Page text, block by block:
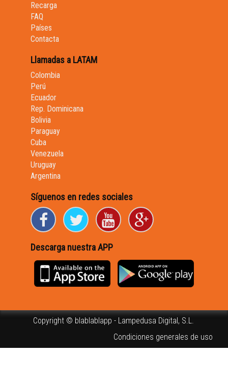
Recarga
FAQ
Países
Contacta
Llamadas a LATAM
Colombia
Perú
Ecuador
Rep. Dominicana
Bolivia
Paraguay
Cuba
Venezuela
Uruguay
Argentina
Síguenos en redes sociales
Descarga nuestra APP
Copyright © blablablapp - Lampedusa Digital, S.L.
Condiciones generales de uso